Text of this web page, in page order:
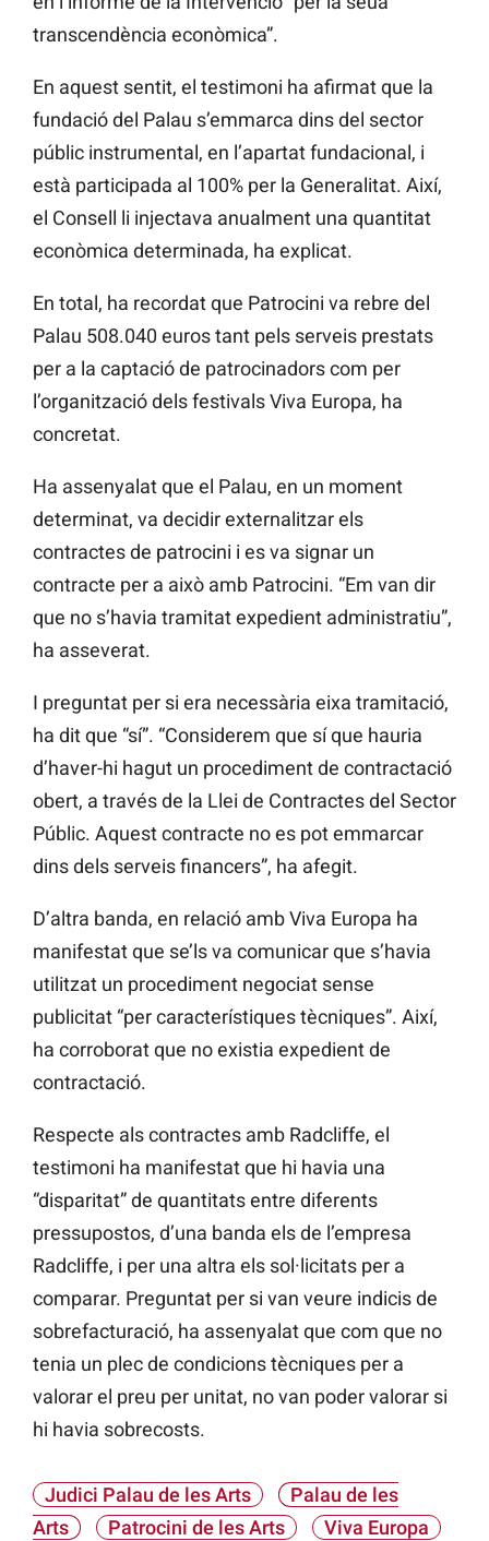
transcendència econòmica”.
En aquest sentit, el testimoni ha afirmat que la
fundació del Palau s’emmarca dins del sector
públic instrumental, en l’apartat fundacional, i
està participada al 100% per la Generalitat. Així,
el Consell li injectava anualment una quantitat
econòmica determinada, ha explicat.
En total, ha recordat que Patrocini va rebre del
Palau 508.040 euros tant pels serveis prestats
per a la captació de patrocinadors com per
l’organització dels festivals Viva Europa, ha
concretat.
Ha assenyalat que el Palau, en un moment
determinat, va decidir externalitzar els
contractes de patrocini i es va signar un
contracte per a això amb Patrocini. “Em van dir
que no s’havia tramitat expedient administratiu”,
ha asseverat.
I preguntat per si era necessària eixa tramitació,
ha dit que “sí”. “Considerem que sí que hauria
d’haver-hi hagut un procediment de contractació
obert, a través de la Llei de Contractes del Sector
Públic. Aquest contracte no es pot emmarcar
dins dels serveis financers”, ha afegit.
D’altra banda, en relació amb Viva Europa ha
manifestat que se’ls va comunicar que s’havia
utilitzat un procediment negociat sense
publicitat “per característiques tècniques”. Així,
ha corroborat que no existia expedient de
contractació.
Respecte als contractes amb Radcliffe, el
testimoni ha manifestat que hi havia una
“disparitat” de quantitats entre diferents
pressupostos, d’una banda els de l’empresa
Radcliffe, i per una altra els sol·licitats per a
comparar. Preguntat per si van veure indicis de
sobrefacturació, ha assenyalat que com que no
tenia un plec de condicions tècniques per a
valorar el preu per unitat, no van poder valorar si
hi havia sobrecosts.
Judici Palau de les Arts
Palau de les
Arts
Patrocini de les Arts Viva Europa